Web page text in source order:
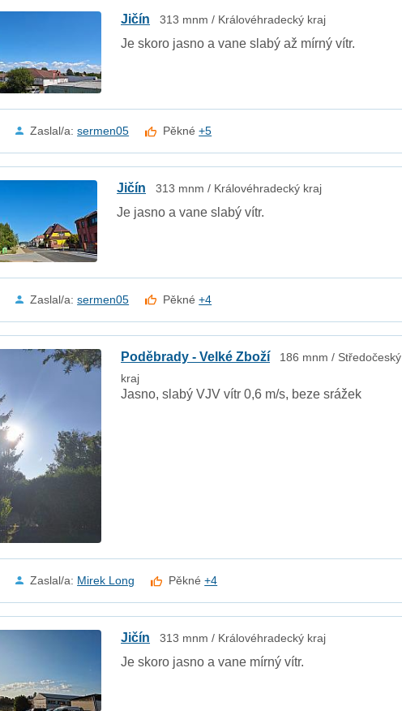
Jičín 313 mnm / Královéhradecký kraj
Je skoro jasno a vane slabý až mírný vítr.
Zaslal/a:sermen05 Pěkné+5
Jičín 313 mnm / Královéhradecký kraj
Je jasno a vane slabý vítr.
Zaslal/a:sermen05 Pěkné+4
Poděbrady - Velké Zboží
186 mnm / Středočeský
kraj
Jasno, slabý VJV vítr 0,6 m/s, beze srážek
Zaslal/a: Mirek Long Pěkné+4
Jičín 313 mnm / Královéhradecký kraj
Je skoro jasno a vane mírný vítr.